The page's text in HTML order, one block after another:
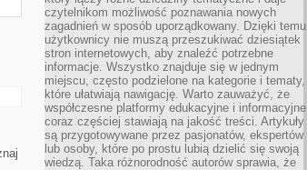
czytelnikom możliwość poznawania nowych
zagadnień w sposób uporządkowany. Dzięki temu
użytkownicy nie muszą przeszukiwać dziesiątek
stron internetowych, aby znaleźć potrzebne
informacje. Wszystko znajduje się w jednym
miejscu, często podzielone na kategorie i tematy,
które ułatwiają nawigację. Warto zauważyć, że
współczesne platformy edukacyjne i informacyjne
coraz częściej stawiają na jakość treści. Artykuły
są przygotowywane przez pasjonatów, ekspertów
lub osoby, które po prostu lubią dzielić się swoją
wiedzą. Taka różnorodność autorów sprawia, że